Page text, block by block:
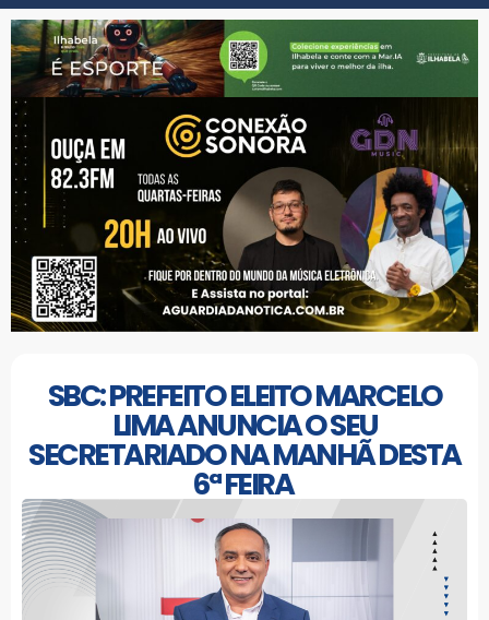
SBC: PREFEITO ELEITO MARCELO
LIMA ANUNCIA O SEU
SECRETARIADO NA MANHÃ DESTA
6ª FEIRA